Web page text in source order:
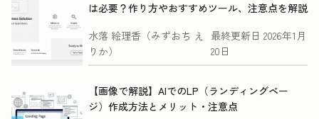
は必要？作り方やおすすめツール、注意点を解説
水落 絵理香（みずおち え
りか）
最終更新日 2026年1月
20日
【画像で解説】AIでのLP（ランディングペー
ジ）作成方法とメリット・注意点